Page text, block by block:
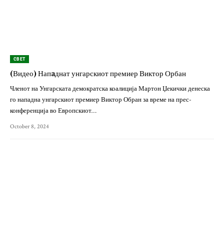
СВЕТ
(Видео) Напaднат унгарскиот премиер Виктор Орбан
Членот на Унгарската демократска коалиција Мартон Џекички денеска
го нападна унгарскиот премиер Виктор Обран за време на прес-
конференција во Европскиот…
October 8, 2024